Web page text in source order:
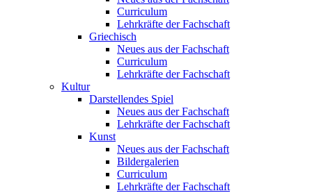
Curriculum
Lehrkräfte der Fachschaft
Griechisch
Neues aus der Fachschaft
Curriculum
Lehrkräfte der Fachschaft
Kultur
Darstellendes Spiel
Neues aus der Fachschaft
Lehrkräfte der Fachschaft
Kunst
Neues aus der Fachschaft
Bildergalerien
Curriculum
Lehrkräfte der Fachschaft